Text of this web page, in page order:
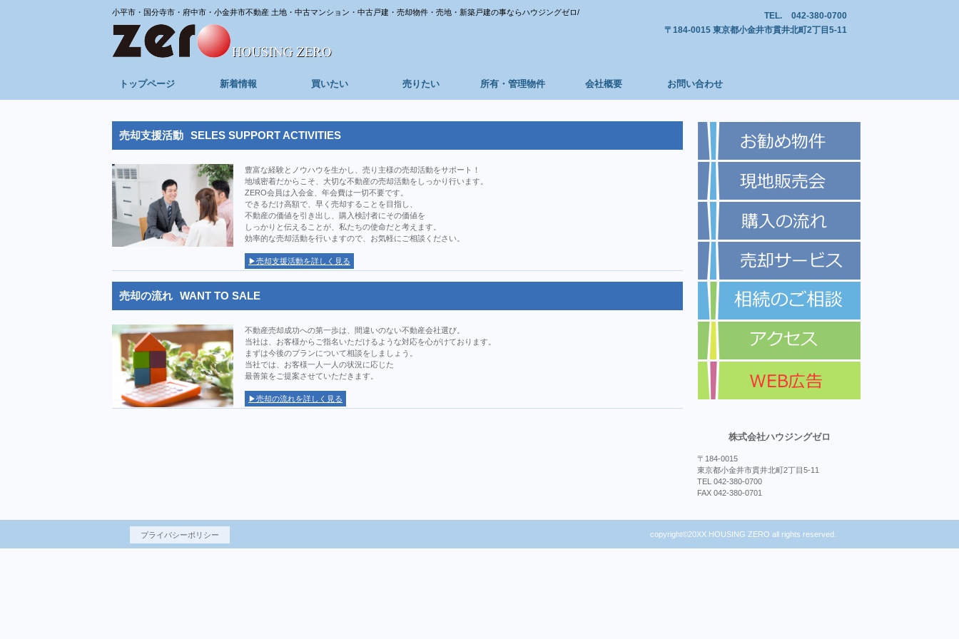
小平市・国分寺市・府中市・小金井市不動産 土地・中古マンション・中古戸建・売却物件・売地・新築戸建の事ならハウジングゼロ/ TEL.
042-380-0700
〒184-0015 東京都小金井市貫井北町2丁目5-11
売却支援活動 SELES SUPPORT ACTIVITIES
豊富な経験とノウハウを生かし、売り主様の売却活動をサポート！
地域密着だからこそ、大切な不動産の売却活動をしっかり行います。
ZERO会員は入会金、年会費は一切不要です。
できるだけ高額で、早く売却することを目指し、
不動産の価値を引き出し、購入検討者にその価値を
しっかりと伝えることが、私たちの使命だと考えます。
効率的な売却活動を行いますので、お気軽にご相談ください。
▶売却支援活動を詳しく見る
売却の流れ WANT TO SALE
不動産売却成功への第一歩は、間違いのない不動産会社選び。
当社は、お客様からご指名いただけるような対応を心がけております。
まずは今後のプランについて相談をしましょう。
当社では、お客様一人一人の状況に応じた
最善策をご提案させていただきます。
▶売却の流れを詳しく見る
トップページ 新着情報 買いたい 売りたい 所有・管理物件 会社概要 お問い合わせ
株式会社ハウジングゼロ
〒184-0015
東京都小金井市貫井北町2丁目5-11
TEL 042-380-0700
FAX 042-380-0701
copyright©20XX HOUSING ZERO all rights reserved.
プライバシーポリシー